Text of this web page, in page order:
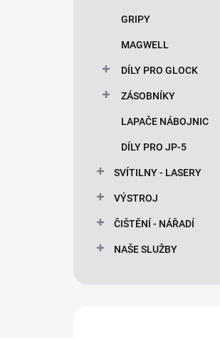
GRIPY
MAGWELL
DÍLY PRO GLOCK
ZÁSOBNÍKY
LAPAČE NÁBOJNIC
DÍLY PRO JP-5
SVÍTILNY - LASERY
VÝSTROJ
ČIŠTĚNÍ - NÁŘADÍ
NAŠE SLUŽBY